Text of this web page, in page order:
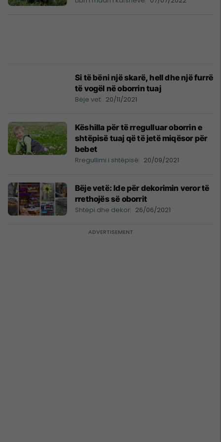
Si të bëni një skarë, hell dhe një furrë
të vogël në oborrin tuaj
Bëje vet 20/11/2021
Këshilla për të rregulluar oborrin e
shtëpisë tuaj që të jetë miqësor për
bebet
Rregullimi i shtëpisë 20/09/2021
Bëje vetë: Ide për dekorimin veror të
rrethojës së oborrit
Shtëpi dhe dekor 26/06/2021